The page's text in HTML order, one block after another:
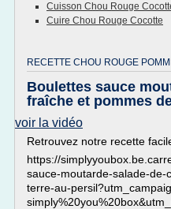
Cuisson Chou Rouge
Cuire Chou Rouge Cocotte
RECETTE CHOU ROUGE
Boulettes sauce
fraîche et pommes
voir la vidéo
Retrouvez notre recette
https://
sauce-moutarde-salade-
terre-au-